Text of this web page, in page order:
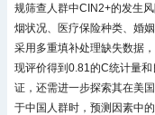
规筛查人群中CIN2+的发生
烟状况、医疗保险种类、婚
采用多重填补处理缺失数据
现评价得到0.81的C统计量
证，还需进一步探索其在美
于中国人群时，预测因素中